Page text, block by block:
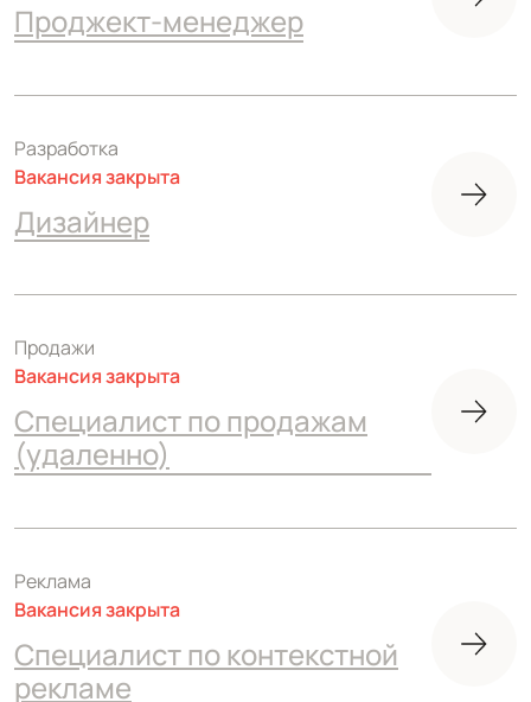
Проджект-менеджер
Разработка
Вакансия закрыта
Дизайнер
Продажи
Вакансия закрыта
Специалист по продажам
(удаленно)
Реклама
Вакансия закрыта
Специалист по контекстной
рекламе